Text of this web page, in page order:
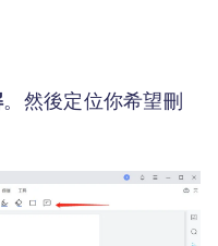
。然後定位你希望刪